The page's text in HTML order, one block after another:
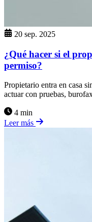
20 sep. 2025
¿Qué hacer si el
permiso?
Propietario entra en casa
actuar con pruebas,
4 min
Leer más